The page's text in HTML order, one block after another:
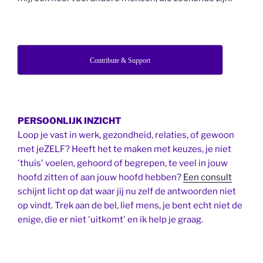
Contribute & Support
PERSOONLIJK INZICHT
Loop je vast in werk, gezondheid, relaties, of gewoon
met jeZELF? Heeft het te maken met keuzes, je niet
'thuis' voelen, gehoord of begrepen, te veel in jouw
hoofd zitten of aan jouw hoofd hebben? Een consult
schijnt licht op dat waar jij nu zelf de antwoorden niet
op vindt. Trek aan de bel, lief mens, je bent echt niet de
enige, die er niet 'uitkomt' en ik help je graag.